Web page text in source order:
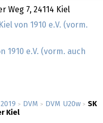
2019 > DVM > DVM U20w > SK
Kiel
Weg 7, 24114 Kiel
von 1910 e.V. (vorm.
1910 e.V. (vorm. auch